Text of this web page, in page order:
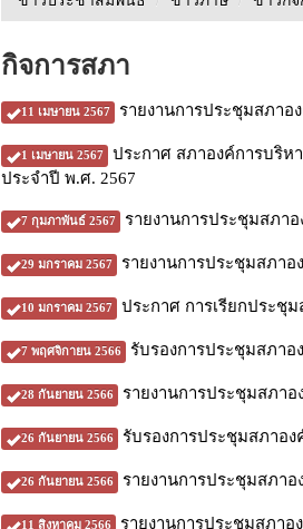
กิจการสภา
11 เมษายน 2567 รายงานการประชุมสภา
1 เมษายน 2567
ประกาศ สภาองค์การบริห
ประจำปี พ.ศ. 2567
7 กุมภาพันธ์ 2567 รายงานการประชุมสภา
29 มกราคม 2567 รายงานการประชุมสภา
10 มกราคม 2567 ประกาศ การเรียกประชุ
7 พฤศจิกายน 2566 รับรองการประชุมสภา
28 กันยายน 2566 รายงานการประชุมสภา
26 กันยายน 2566 รับรองการประชุมสภาอ
26 กันยายน 2566 รายงานการประชุมสภา
11 สิงหาคม 2566 รายงานการประชุมสภา